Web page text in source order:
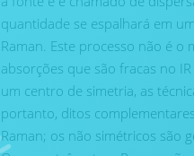
quantidade se espalhará em
Raman. Este processo não é o
absorções que são fracas no
um centro de simetria, as
portanto, ditos
Raman; os não simétricos são